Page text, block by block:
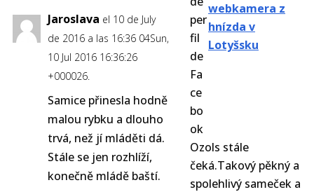
webkamera z
hnízda v
Lotyšsku
Ozols stále
čeká.Takový pěkný a
spolehlivý sameček a
Jaroslava el 10 de July
de 2016 a las 16:36 04Sun,
10 Jul 2016 16:36:26
+000026.
Samice přinesla hodně
malou rybku a dlouho
trvá, než jí mláděti dá.
Stále se jen rozhlíží,
konečně mládě baští.